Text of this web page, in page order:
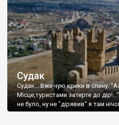
Судак
Судак... Вже чую крики в спину:
Місце,туристами затерте до
не було, ну не "дірявив" я там